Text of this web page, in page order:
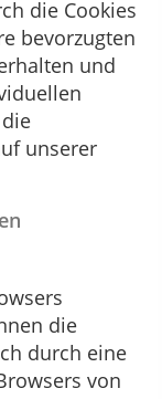
die Cookies
bevorzugten
und
unserer
die
durch eine
von